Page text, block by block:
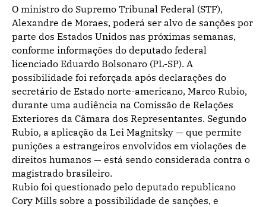
O ministro do Supremo Tribunal Federal (STF),
Alexandre de Moraes, poderá ser alvo de sanções por
parte dos Estados Unidos nas próximas semanas,
conforme informações do deputado federal
licenciado Eduardo Bolsonaro (PL-SP). A
possibilidade foi reforçada após declarações do
secretário de Estado norte-americano, Marco Rubio,
durante uma audiência na Comissão de Relações
Exteriores da Câmara dos Representantes. Segundo
Rubio, a aplicação da Lei Magnitsky — que permite
punições a estrangeiros envolvidos em violações de
direitos humanos — está sendo considerada contra o
magistrado brasileiro.
Rubio foi questionado pelo deputado republicano
Cory Mills sobre a possibilidade de sanções, e